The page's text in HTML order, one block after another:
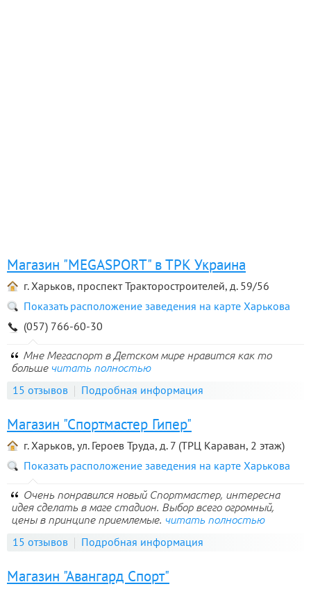
Магазин "MEGASPORT" в ТРК Украина
г. Харьков, проспект Тракторостроителей, д. 59/56
Показать расположение заведения на карте Харькова
(057) 766-60-30
Мне Мегаспорт в Детском мире нравится как то
больше читать полностью
15 отзывов Подробная информация
Магазин "Спортмастер Гипер"
г. Харьков, ул. Героев Труда, д. 7 (ТРЦ Караван, 2 этаж)
Показать расположение заведения на карте Харькова
Очень понравился новый Спортмастер, интересна
идея сделать в маге стадион. Выбор всего огромный,
цены в принципе приемлемые. читать полностью
15 отзывов Подробная информация
Магазин "Авангард Спорт"